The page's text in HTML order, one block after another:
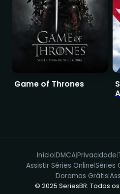
Game of Thrones
Início|DMCA|Privacidade|
Assistir Séries Online|Séries
Doramas Grátis|
© 2025 SeriesBR. Todos